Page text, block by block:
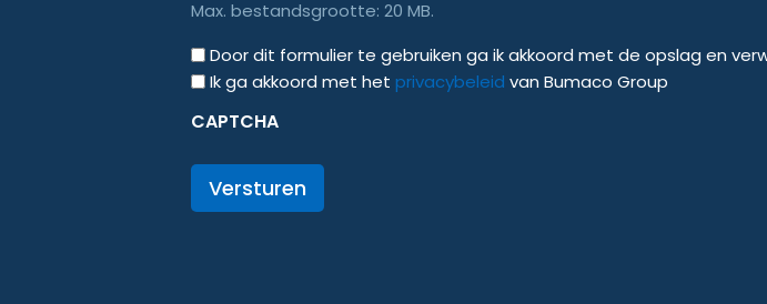
Max. bestandsgrootte: 20 MB.
GDPR
Door dit formulier te gebruiken ga ik akkoord met de opslag en
Ik ga akkoord met het privacybeleid van Bumaco Group
CAPTCHA